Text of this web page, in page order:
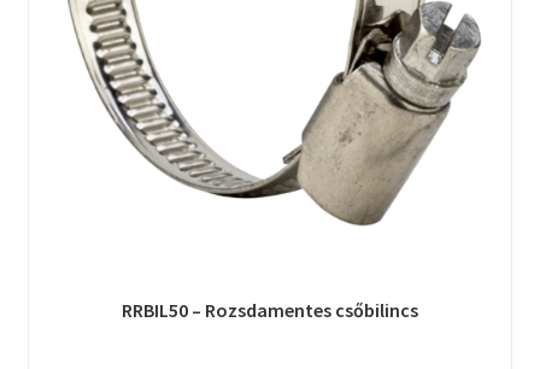
RRBIL50 – Rozsdamentes csőbilincs